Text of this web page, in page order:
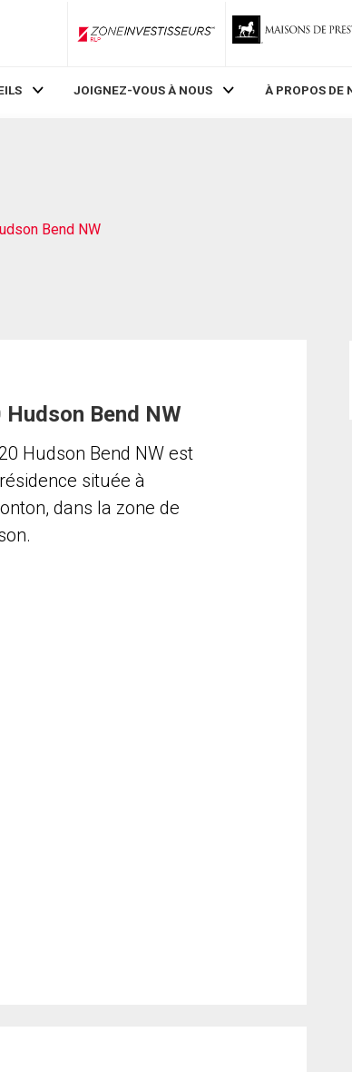
ZoneInvestisseurs RLP
JOIGNEZ-VOUS À NOUS À PROPOS DE
Bend NW
Hudson Bend NW
Hudson Bend NW est
située à
dans la zone de